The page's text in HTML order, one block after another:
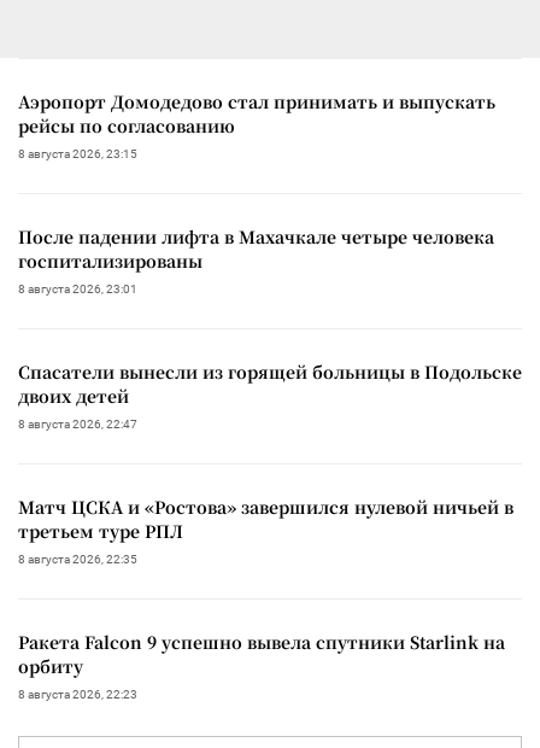
Аэропорт Домодедово стал принимать и выпускать
рейсы по согласованию
8 августа 2026, 23:15
После падении лифта в Махачкале четыре человека
госпитализированы
8 августа 2026, 23:01
Спасатели вынесли из горящей больницы в Подольске
двоих детей
8 августа 2026, 22:47
Матч ЦСКА и «Ростова» завершился нулевой ничьей в
третьем туре РПЛ
8 августа 2026, 22:35
Ракета Falcon 9 успешно вывела спутники Starlink на
орбиту
8 августа 2026, 22:23